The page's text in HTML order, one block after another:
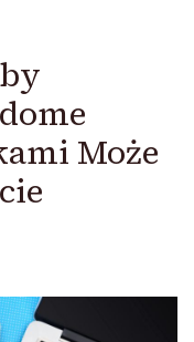
Może